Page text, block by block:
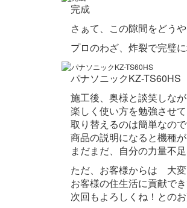
完成
さぁて、この隙間をどう
プロのわざ、炸裂で完璧
パナソニックKZ-TS60HS
施工後、奥様と談笑しな
楽しく使い方を勉強させて
取り替えるのは簡単なので
商品の説明になると機種が
まだまだ、自分の力量不
ただ、お客様からは 大変
お客様の住生活に貢献で
次回もよろしくね！との